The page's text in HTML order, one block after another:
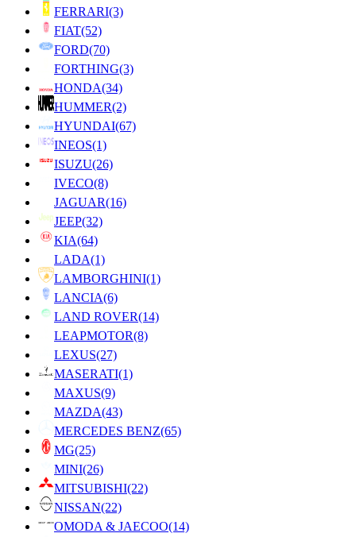
FERRARI(3)
FIAT(52)
FORD(70)
FORTHING(3)
HONDA(34)
HUMMER(2)
HYUNDAI(67)
INEOS(1)
ISUZU(26)
IVECO(8)
JAGUAR(16)
JEEP(32)
KIA(64)
LADA(1)
LAMBORGHINI(1)
LANCIA(6)
LAND ROVER(14)
LEAPMOTOR(8)
LEXUS(27)
MASERATI(1)
MAXUS(9)
MAZDA(43)
MERCEDES BENZ(65)
MG(25)
MINI(26)
MITSUBISHI(22)
NISSAN(22)
OMODA & JAECOO(14)